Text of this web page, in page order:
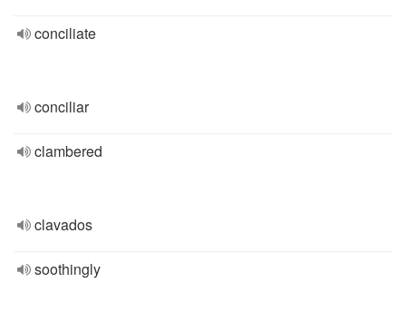
conciliate
conciliar
clambered
clavados
soothingly